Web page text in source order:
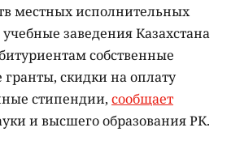
местных исполнительных
заведения Казахстана
собственные
гранты, скидки на оплату
стипендии, сообщает
и высшего образования РК.